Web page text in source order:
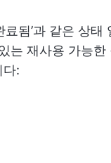
료됨’과 같은 상
는 재사용 가능
다: